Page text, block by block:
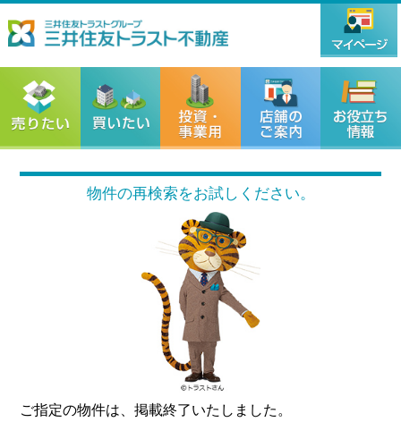
物件の再検索をお試しください。
ご指定の物件は、掲載終了いたしました。